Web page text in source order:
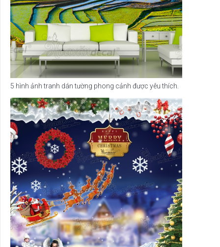
5 hình ảnh tranh dán tường phong cảnh được yêu thích.